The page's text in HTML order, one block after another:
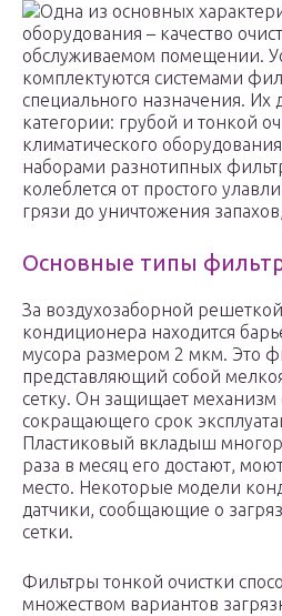
Одна из основных
оборудования – качество
обслуживаемом помещении.
комплектуются системами
специального назначения. Их
категории: грубой и тонкой
климатического
наборами разнотипных
колеблется от простого
грязи до уничтожения
Основные типы
За воздухозаборной
кондиционера находится
мусора размером 2 мкм. Это
представляющий собой
сетку. Он защищает механизм
сокращающего срок
Пластиковый вкладыш
раза в месяц его достают,
место. Некоторые модели
датчики, сообщающие о
сетки.
Фильтры тонкой очистки
множеством вариантов